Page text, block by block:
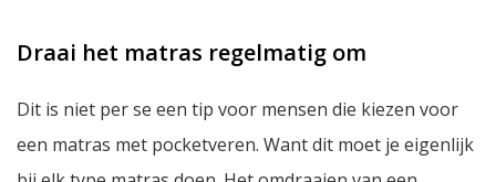
Draai het matras regelmatig om
Dit is niet per se een tip voor mensen die kiezen voor
een matras met pocketveren. Want dit moet je eigenlijk